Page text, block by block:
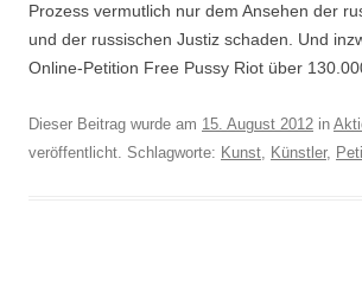
Prozess vermutlich nur dem Ansehen der
und der russischen Justiz schaden. Und
Online-Petition Free Pussy Riot über
Dieser Beitrag wurde am 15. August 2012 in
veröffentlicht. Schlagworte: Kunst, Künstler,